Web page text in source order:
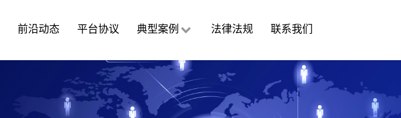
前沿动态 平台协议 典型案例 法律法规 联系我们